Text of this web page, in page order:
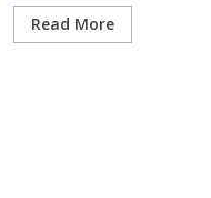
Read More